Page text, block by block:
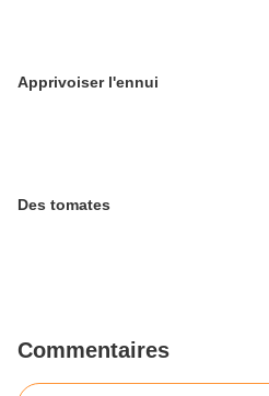
Apprivoiser l'ennui
Des tomates
Commentaires